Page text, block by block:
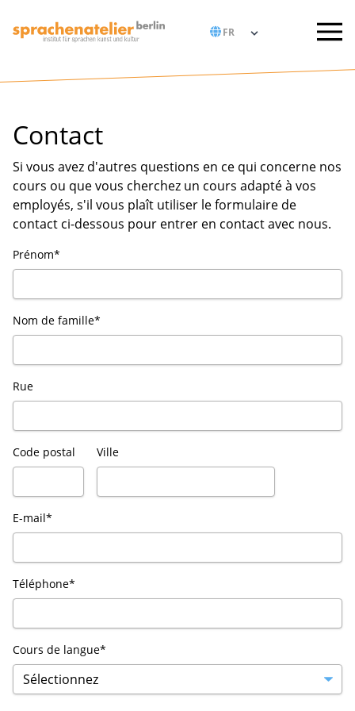
Contact
Si vous avez d'autres questions en ce qui concerne nos
cours ou que vous cherchez un cours adapté à vos
employés, s'il vous plaît utiliser le formulaire de
contact ci-dessous pour entrer en contact avec nous.
Prénom*
Nom de famille*
Rue
Code postal Ville
E-mail*
Téléphone*
Cours de langue*